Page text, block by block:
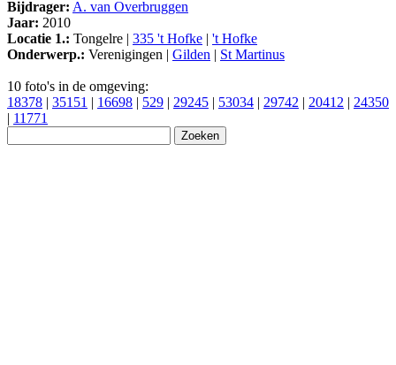
Bijdrager: A. van Overbruggen
Jaar: 2010
Locatie 1.: Tongelre | 335 't Hofke | 't Hofke
Onderwerp.: Verenigingen | Gilden | St Martinus
10 foto's in de omgeving:
18378 | 35151 | 16698 | 529 | 29245 | 53034 | 29742 | 20412 | 24350
| 11771